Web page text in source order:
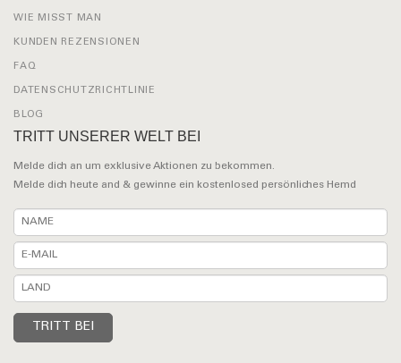
WIE MISST MAN
KUNDEN REZENSIONEN
FAQ
DATENSCHUTZRICHTLINIE
BLOG
TRITT UNSERER WELT BEI
Melde dich an um exklusive Aktionen zu bekommen.
Melde dich heute and & gewinne ein kostenlosed persönliches Hemd